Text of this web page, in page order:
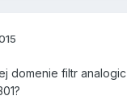
domenie filtr